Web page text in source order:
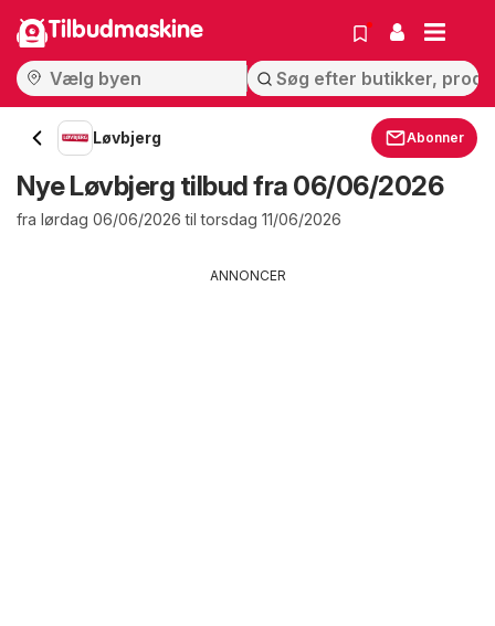
Tilbudmaskine
Løvbjerg Abonner
Nye Løvbjerg tilbud fra 06/06/2026
fra lørdag 06/06/2026 til torsdag 11/06/2026
ANNONCER